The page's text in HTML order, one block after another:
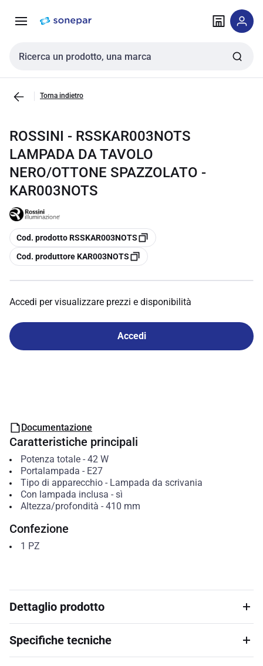
navigazione alla
Cerca input
Torna indietro
ROSSINI - RSSKAR003NOTS
LAMPADA DA TAVOLO
NERO/OTTONE SPAZZOLATO -
KAR003NOTS
copia
Cod. prodotto RSSKAR003NOTS
copia
Cod. produttore KAR003NOTS
Accedi per visualizzare prezzi e disponibilità
Accedi
Documentazione
Caratteristiche principali
Potenza totale- 42 W
Portalampada - E27
Tipo di apparecchio- Lampada da scrivania
Con lampada inclusa - sì
Altezza/profondità - 410 mm
Confezione
1 PZ
Dettaglio prodotto
Specifiche tecniche